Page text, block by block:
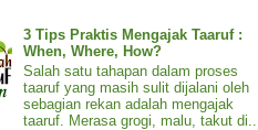
3 Tips Praktis Mengajak Taaruf :
When, Where, How?
Salah satu tahapan dalam proses
taaruf yang masih sulit dijalani oleh
sebagian rekan adalah mengajak
taaruf. Merasa grogi, malu, takut di...